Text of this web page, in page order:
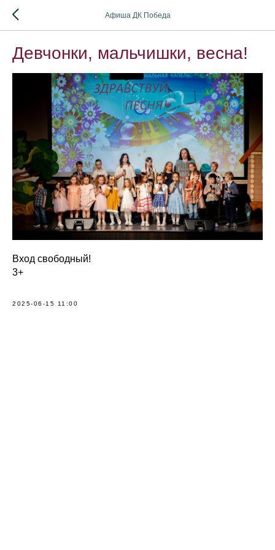
Афиша ДК Победа
Девчонки, мальчишки, весна!
Вход свободный!
3+
2025-06-15 11:00